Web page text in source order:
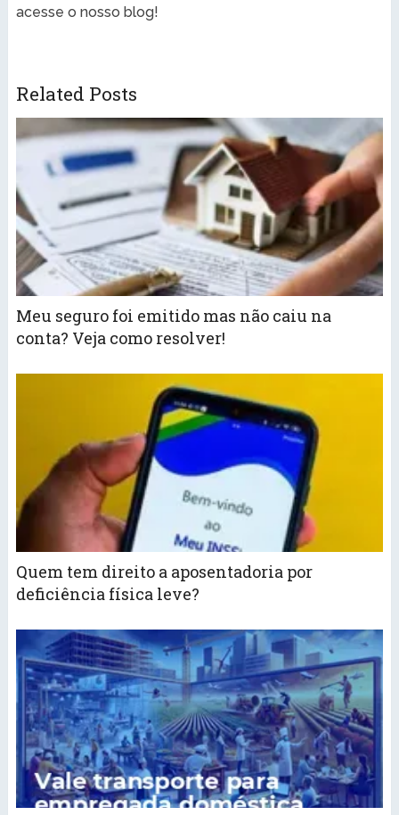
acesse o nosso blog!
Related Posts
Meu seguro foi emitido mas não caiu na
conta? Veja como resolver!
Quem tem direito a aposentadoria por
deficiência física leve?